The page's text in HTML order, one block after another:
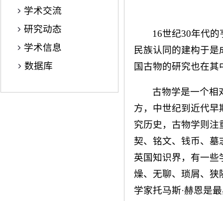
学术交流
研究动态
学术信息
数据库
16世纪30年代
民族认同的建构于
国古物的研究也在
古物学是一个相
方，中世纪到近代
究历史，古物学则
契、铭文、钱币、
英国知识界，有一些
燥、无聊、琐屑、狭
学家托马斯·赫恩是